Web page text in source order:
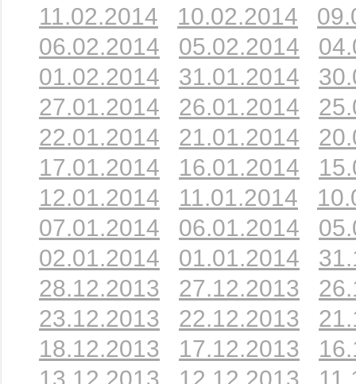
11.02.2014
10.02.2014
06.02.2014
05.02.2014
01.02.2014
31.01.2014
27.01.2014
26.01.2014
22.01.2014
21.01.2014
17.01.2014
16.01.2014
12.01.2014
11.01.2014
07.01.2014
06.01.2014
02.01.2014
01.01.2014
28.12.2013
27.12.2013
23.12.2013
22.12.2013
18.12.2013
17.12.2013
13.12.2013
12.12.2013